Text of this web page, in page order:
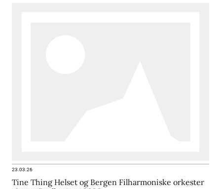
23.03.26
Tine Thing Helset og Bergen Filharmoniske orkester